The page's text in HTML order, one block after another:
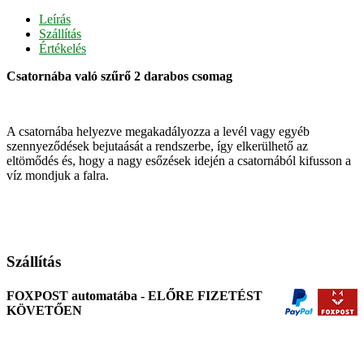
Leírás
Szállítás
Értékelés
Csatornába való szűrő 2 darabos csomag
A csatornába helyezve megakadályozza a levél vagy egyéb
szennyeződések bejutaását a rendszerbe, így elkerülhető az
eltömődés és, hogy a nagy esőzések idején a csatornából kifusson a
víz mondjuk a falra.
Szállítás
FOXPOST automatába - ELŐRE FIZETÉST
KÖVETŐEN